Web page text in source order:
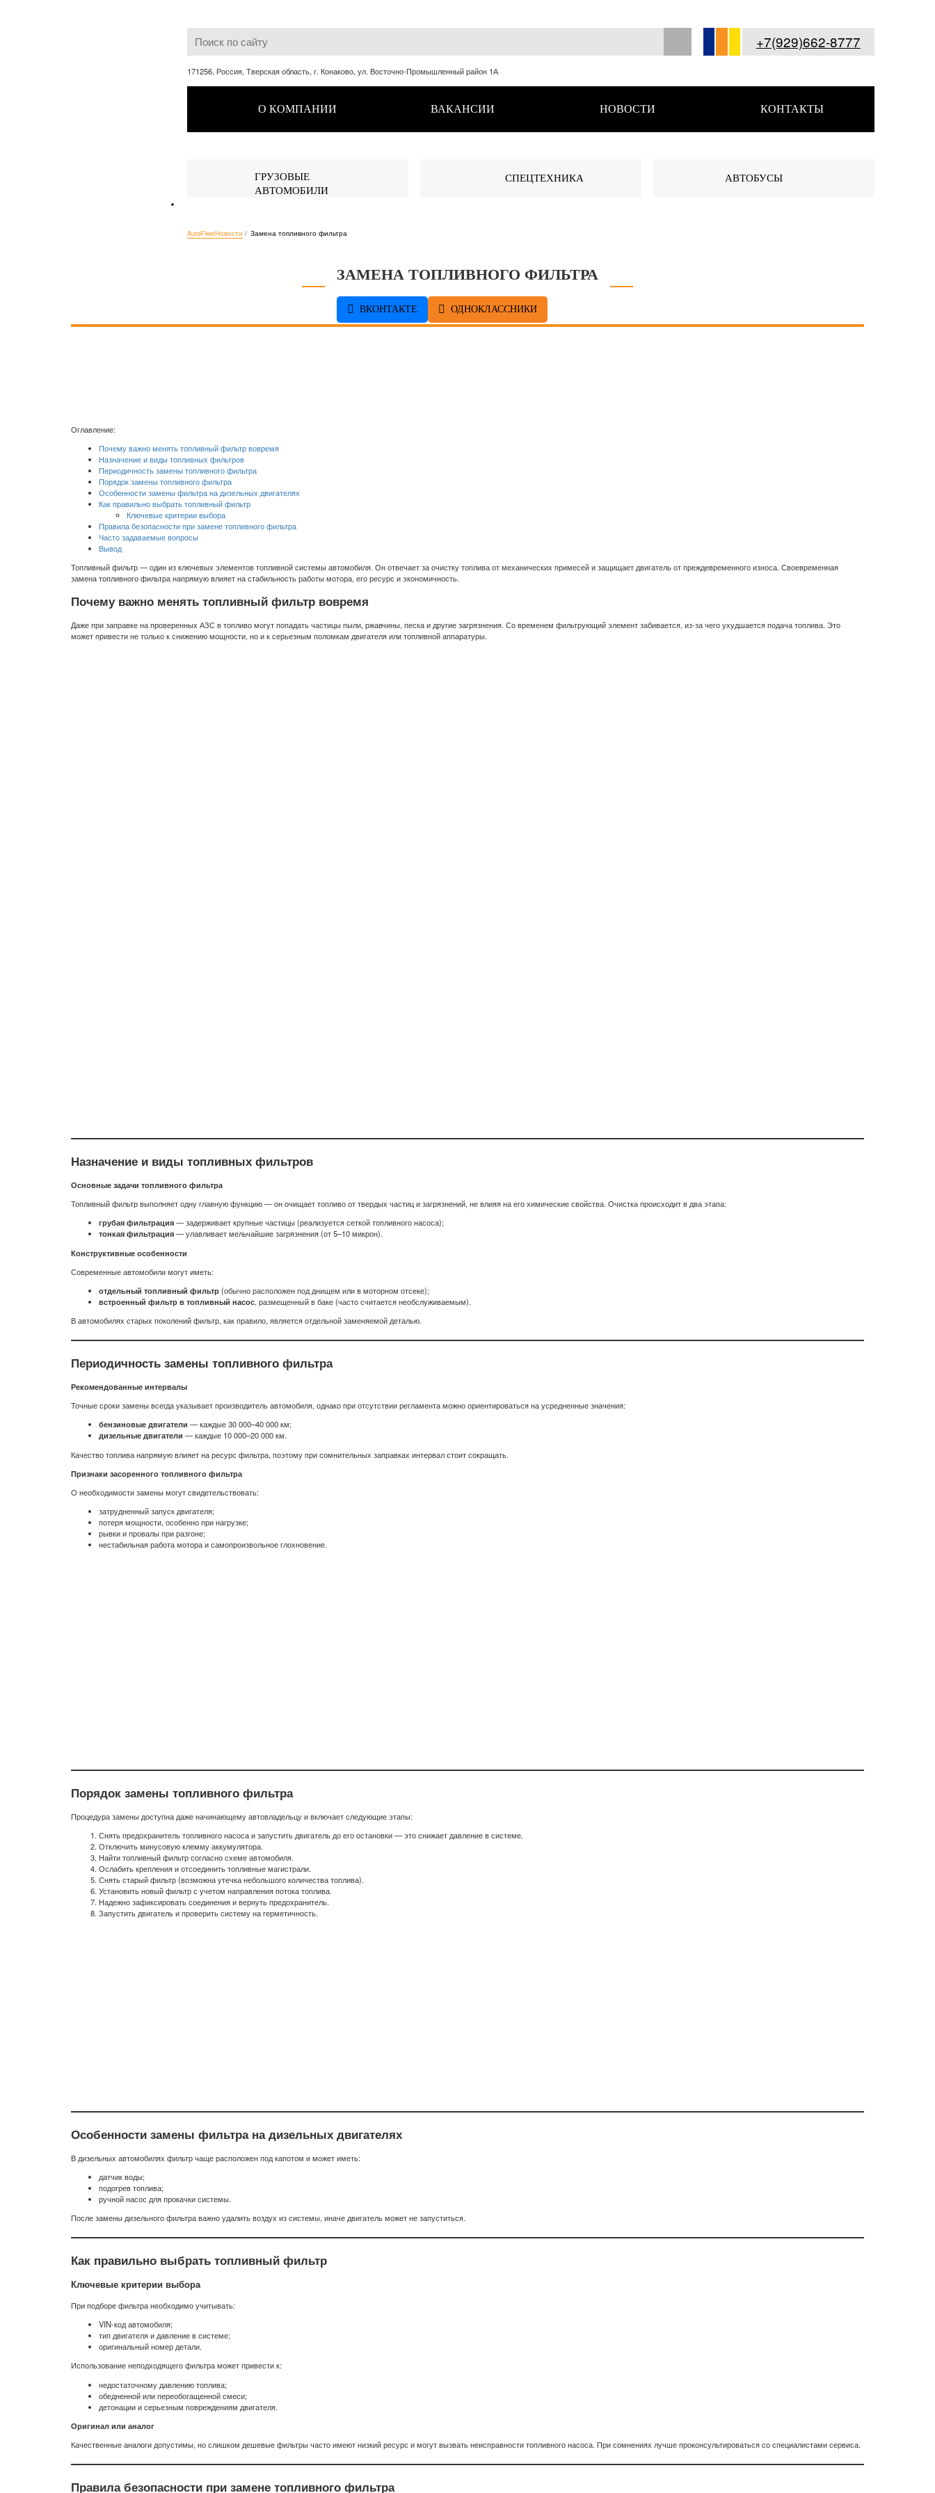
+7(929)662-8777
171256, Россия, Тверская область, г. Конаково, ул. Восточно-Промышленный район 1А
О КОМПАНИИ ВАКАНСИИ НОВОСТИ КОНТАКТЫ
ГРУЗОВЫЕ
АВТОМОБИЛИ
СПЕЦТЕХНИКА АВТОБУСЫ
AutoFleetНовости / Замена топливного фильтра
ЗАМЕНА ТОПЛИВНОГО ФИЛЬТРА
ВКОНТАКТЕ ОДНОКЛАССНИКИ
Оглавление:
Почему важно менять топливный фильтр вовремя
Назначение и виды топливных фильтров
Периодичность замены топливного фильтра
Порядок замены топливного фильтра
Особенности замены фильтра на дизельных двигателях
Как правильно выбрать топливный фильтр
Ключевые критерии выбора
Правила безопасности при замене топливного фильтра
Часто задаваемые вопросы
Вывод
Топливный фильтр — один из ключевых элементов топливной системы автомобиля. Он отвечает за очистку топлива от механических примесей и защищает двигатель от преждевременного износа. Своевременная
замена топливного фильтра напрямую влияет на стабильность работы мотора, его ресурс и экономичность.
Почему важно менять топливный фильтр вовремя
Даже при заправке на проверенных АЗС в топливо могут попадать частицы пыли, ржавчины, песка и другие загрязнения. Со временем фильтрующий элемент забивается, из-за чего ухудшается подача топлива. Это
может привести не только к снижению мощности, но и к серьезным поломкам двигателя или топливной аппаратуры.
Назначение и виды топливных фильтров
Основные задачи топливного фильтра
Топливный фильтр выполняет одну главную функцию — он очищает топливо от твердых частиц и загрязнений, не влияя на его химические свойства. Очистка происходит в два этапа:
грубая фильтрация— задерживает крупные частицы (реализуется сеткой топливного насоса);
тонкая фильтрация— улавливает мельчайшие загрязнения (от 5–10 микрон).
Конструктивные особенности
Современные автомобили могут иметь:
отдельный топливный фильтр(обычно расположен под днищем или в моторном отсеке);
встроенный фильтр в топливный насос, размещенный в баке (часто считается необслуживаемым).
В автомобилях старых поколений фильтр, как правило, является отдельной заменяемой деталью.
Периодичность замены топливного фильтра
Рекомендованные интервалы
Точные сроки замены всегда указывает производитель автомобиля, однако при отсутствии регламента можно ориентироваться на усредненные значения:
бензиновые двигатели — каждые 30 000–40 000 км;
дизельные двигатели — каждые 10 000–20 000 км.
Качество топлива напрямую влияет на ресурс фильтра, поэтому при сомнительных заправках интервал стоит сокращать.
Признаки засоренного топливного фильтра
О необходимости замены могут свидетельствовать:
затрудненный запуск двигателя;
потеря мощности, особенно при нагрузке;
рывки и провалы при разгоне;
нестабильная работа мотора и самопроизвольное глохновение.
Порядок замены топливного фильтра
Процедура замены доступна даже начинающему автовладельцу и включает следующие этапы:
Снять предохранитель топливного насоса и запустить двигатель до его остановки — это снижает давление в системе.
Отключить минусовую клемму аккумулятора.
Найти топливный фильтр согласно схеме автомобиля.
Ослабить крепления и отсоединить топливные магистрали.
Снять старый фильтр (возможна утечка небольшого количества топлива).
Установить новый фильтр с учетом направления потока топлива.
Надежно зафиксировать соединения и вернуть предохранитель.
Запустить двигатель и проверить систему на герметичность.
Особенности замены фильтра на дизельных двигателях
В дизельных автомобилях фильтр чаще расположен под капотом и может иметь:
датчик воды;
подогрев топлива;
ручной насос для прокачки системы.
После замены дизельного фильтра важно удалить воздух из системы, иначе двигатель может не запуститься.
Как правильно выбрать топливный фильтр
Ключевые критерии выбора
При подборе фильтра необходимо учитывать:
VIN-код автомобиля;
тип двигателя и давление в системе;
оригинальный номер детали.
Использование неподходящего фильтра может привести к:
недостаточному давлению топлива;
обедненной или переобогащенной смеси;
детонации и серьезным повреждениям двигателя.
Оригинал или аналог
Качественные аналоги допустимы, но слишком дешевые фильтры часто имеют низкий ресурс и могут вызвать неисправности топливного насоса. При сомнениях лучше проконсультироваться со специалистами сервиса.
Правила безопасности при замене топливного фильтра